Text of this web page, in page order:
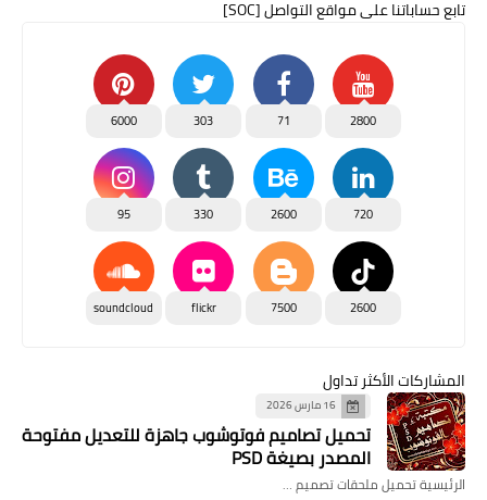
تابع حساباتنا على مواقع التواصل [SOC]
2800
71
303
6000
720
2600
330
95
2600
7500
flickr
soundcloud
المشاركات الأكثر تداول
16 مارس 2026
تحميل تصاميم فوتوشوب جاهزة للتعديل مفتوحة
المصدر بصيغة PSD
الرئيسية تحميل ملحقات تصميم …